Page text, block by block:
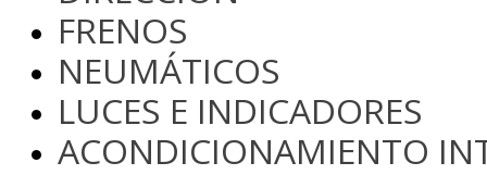
FRENOS
NEUMÁTICOS
LUCES E INDICADORES
ACONDICIONAMIENTO